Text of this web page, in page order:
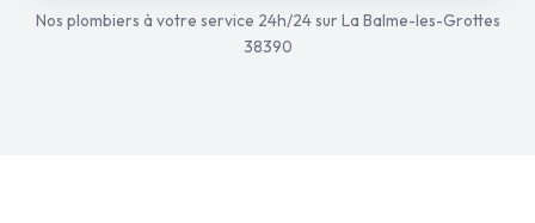
Nos plombiers à votre service 24h/24 sur La Balme-les-Grottes
38390